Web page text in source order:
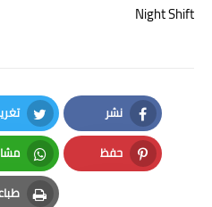
Night Shift
نشر
Facebook
حفظ
Pinterest